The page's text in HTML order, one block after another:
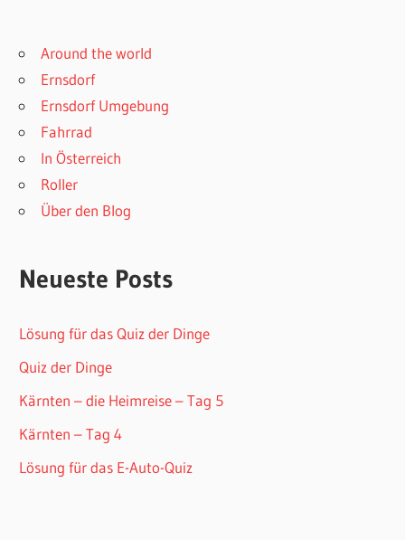
Around the world
Ernsdorf
Ernsdorf Umgebung
Fahrrad
In Österreich
Roller
Über den Blog
Neueste Posts
Lösung für das Quiz der Dinge
Quiz der Dinge
Kärnten – die Heimreise – Tag 5
Kärnten – Tag 4
Lösung für das E-Auto-Quiz